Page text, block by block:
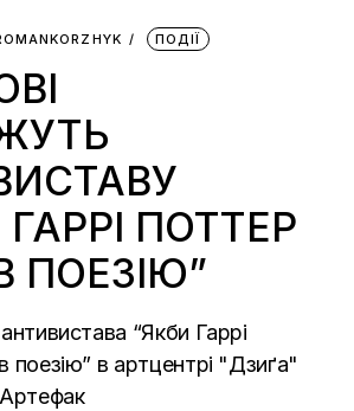
ПОДІЇ
ПОТТЕР
ПОЕЗІЮ”
“Якби Гаррі
поезію” в артцентрі "Дзиґа"